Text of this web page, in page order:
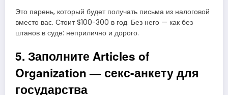
Это парень, который будет получать письма из налоговой
вместо вас. Стоит $100-300 в год. Без него — как без
штанов в суде: неприлично и дорого.
5. Заполните Articles of
Organization — секс-анкету для
государства